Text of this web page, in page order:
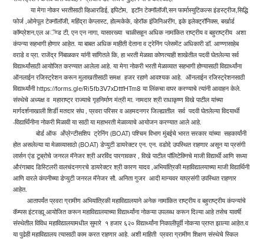
या मेगा नोकर भरतीसाठी व्हिआरडिई, इपिटोम, इटॉन टेक्नॉलॉजी,सन फार्मास्युटिकल्स इंडस्ट्रीज,सिद्धि
फोर्ज ,ओमेपूल टेक्नॉलॉजी, महिंद्रा केप्लास्ट, होल्मकेके, व्हेरॉक इंजिनिअरींग, इके इलेक्ट्रॉनिक्स, बर्खार्ड
कॉम्प्रेशन,एल अॅण्ड टी, एन एन नागा, यासारख्या चाळीसहून अधिक नामांकित राष्ट्रीय व बहुराष्ट्रीय अशा
कंपन्या सहभागी होणार आहेत. या बाबत अधिक माहीती देताना व ट्रेनिंग प्लेसमेंट अधिकारी डॉ. आण्णासाहेब
वराडे व प्रा. राजेंद्र निंबाळकर यांनी सांगितले कि, हा भरती मेळावा कोणत्याही शाखेतील पदवी घेतलेल्या सर्व
विद्यार्थ्यांसाठी आयोजित करण्यात आलेला आहे. या मेगा नोकरी भरती मेळाव्यात सहभागी होण्यासाठी विद्यार्थ्यांना
ऑनलाईन रजिस्ट्रेशन करून मुलाखतीसाठी समक्ष हजर रहाणे आवश्यक आहे. ऑनलाईन रजिस्ट्रेशनसाठी
विद्यार्थ्यांनीhttps://forms.gle/Ri5fb3V7xDttfHTm8 या लिंकचा वापर करण्याचे त्यांनी आवाहन केले.
संस्थेचे अध्यक्ष व महाराष्ट्र राज्याचे गृहनिर्माण मंत्री मा. नामदार श्री राधाकृष्ण विखे पाटील यांच्या
मार्गदर्शनाखाली शिर्डी मतदार संघ , प्रवरा परिसर व अहमदनगर जिल्ह्यातील सर्व पदवी घेतलेल्या विदयार्थी
-विद्यार्थिंनीना नोकरी मिळावी या साठी या महाभरती मेळाव्याचे आयोजन करण्यात आले आहे.
बोर्ड ऑफ अँप्रेन्टीसशिप ट्रेनिंग (BOAT) पश्चिम विभाग मुंबईचे भारत सरकार यांच्या सहकार्यांनी
होत असलेल्या या मेळाव्यासाठो (BOAT) डेप्युटी डायरेक्टर एन. एन. वडोदे उपस्थित राहणार असून या प्रसंगी
लार्सन एंड टूब्रोचे जनरल मॅनेजर श्री अरविंद पारगावकर , विखे पाटील पॉलिटेक्निचे माजी विद्यार्थी आणि सध्या
औरंगाबाद डिस्टिलरी वालचंदनगरचे डायरेक्टर श्री कारण यादव ,अभियांत्रिकी महाविद्यालयाच्या माजी विद्यार्थिनी
आणि वारले कंपनीच्या डेप्युटी जनरल मॅनेजर सौ. अनिता गुजर आदी मान्यवर याप्रसंगी उपस्थित राहणार
आहेत.
आतापर्यंत प्रवरा ग्रामीण अभियांत्रिकी महाविद्यालयाने अनेक नामांकित राष्ट्रीय व बहुराष्ट्रीय कंपन्यांचे
कॅम्पस इंटरव्ह्यू आयोजित करून महाविद्यालयाच्या विद्यार्थ्यांना नोकऱ्या उपलब्ध करून दिल्या आहे तसेच यावर्षी
संस्थेतील विविध महाविद्यालयामधील सुमारे १ हजार ६२० विद्यार्थ्यांना निकालीपूर्वी नोकऱ्या प्राप्त झाल्या आहेत.व
या पुढेही महाविद्यालय त्यासाठी काम करत राहणार आहे. अशी माहिती प्रवरा ग्रामीण शिक्षण संस्थेचे स्किल